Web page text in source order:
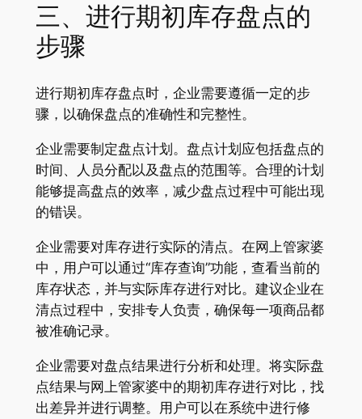
三、进行期初库存盘点的
步骤
进行期初库存盘点时，企业需要遵循一定的步
骤，以确保盘点的准确性和完整性。
企业需要制定盘点计划。盘点计划应包括盘点的
时间、人员分配以及盘点的范围等。合理的计划
能够提高盘点的效率，减少盘点过程中可能出现
的错误。
企业需要对库存进行实际的清点。在网上管家婆
中，用户可以通过“库存查询”功能，查看当前的
库存状态，并与实际库存进行对比。建议企业在
清点过程中，安排专人负责，确保每一项商品都
被准确记录。
企业需要对盘点结果进行分析和处理。将实际盘
点结果与网上管家婆中的期初库存进行对比，找
出差异并进行调整。用户可以在系统中进行修